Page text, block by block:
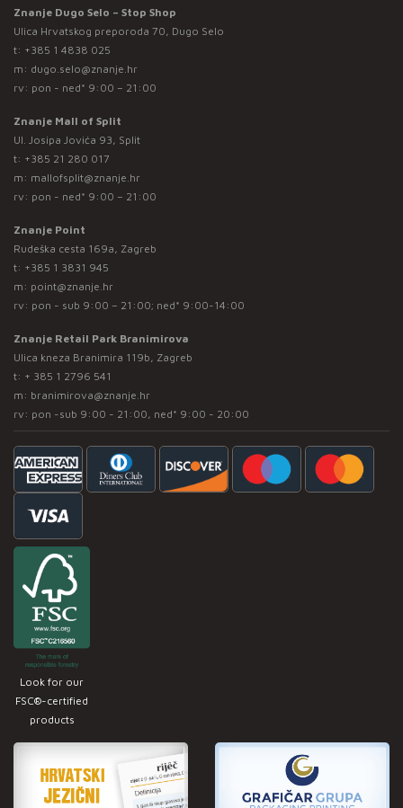
Znanje Dugo Selo – Stop Shop
Ulica Hrvatskog preporoda 70, Dugo Selo
t: +385 1 4838 025
m: dugo.selo@znanje.hr
rv: pon - ned* 9:00 – 21:00
Znanje Mall of Split
Ul. Josipa Jovića 93, Split
t: +385 21 280 017
m: mallofsplit@znanje.hr
rv: pon - ned* 9:00 – 21:00
Znanje Point
Rudeška cesta 169a, Zagreb
t: +385 1 3831 945
m: point@znanje.hr
rv: pon - sub 9:00 – 21:00; ned* 9:00-14:00
Znanje Retail Park Branimirova
Ulica kneza Branimira 119b, Zagreb
t: + 385 1 2796 541
m: branimirova@znanje.hr
rv: pon -sub 9:00 - 21:00, ned* 9:00 - 20:00
Look for our
FSC®-certified
products